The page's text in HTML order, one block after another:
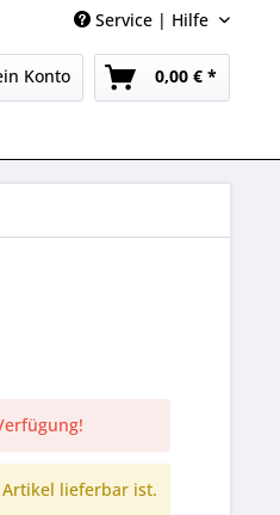
Service | Hilfe
Konto 0,00 € *
lieferbar ist.